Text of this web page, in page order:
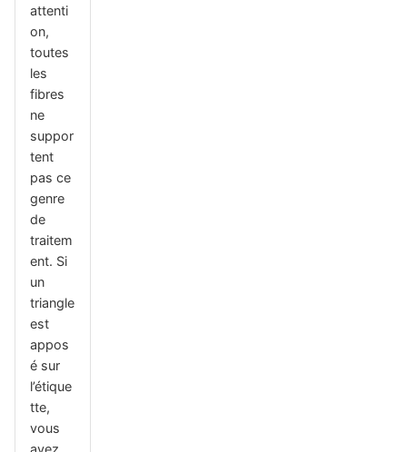
attenti
on,
toutes
les
fibres
ne
suppor
tent
pas ce
genre
de
traitem
ent. Si
un
triangle
est
appos
é sur
l’étique
tte,
vous